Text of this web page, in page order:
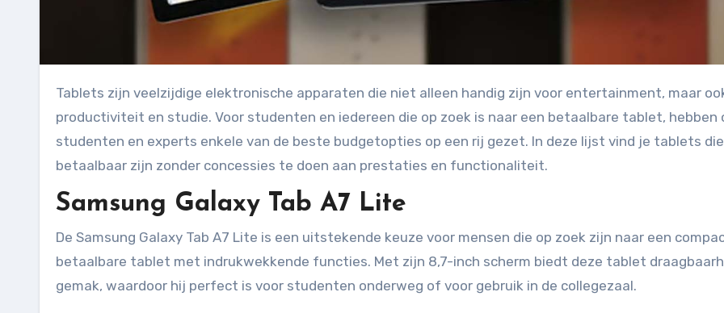
Tablets zijn veelzijdige elektronische apparaten die niet alleen handig zijn voor entertainment, maar ook voor
productiviteit en studie. Voor studenten en iedereen die op zoek is naar een betaalbare tablet, hebben
studenten en experts enkele van de beste budgetopties op een rij gezet. In deze lijst vind je tablets die
betaalbaar zijn zonder concessies te doen aan prestaties en functionaliteit.
Samsung Galaxy Tab A7 Lite
De Samsung Galaxy Tab A7 Lite is een uitstekende keuze voor mensen die op zoek zijn naar een
betaalbare tablet met indrukwekkende functies. Met zijn 8,7-inch scherm biedt deze tablet
gemak, waardoor hij perfect is voor studenten onderweg of voor gebruik in de collegezaal.